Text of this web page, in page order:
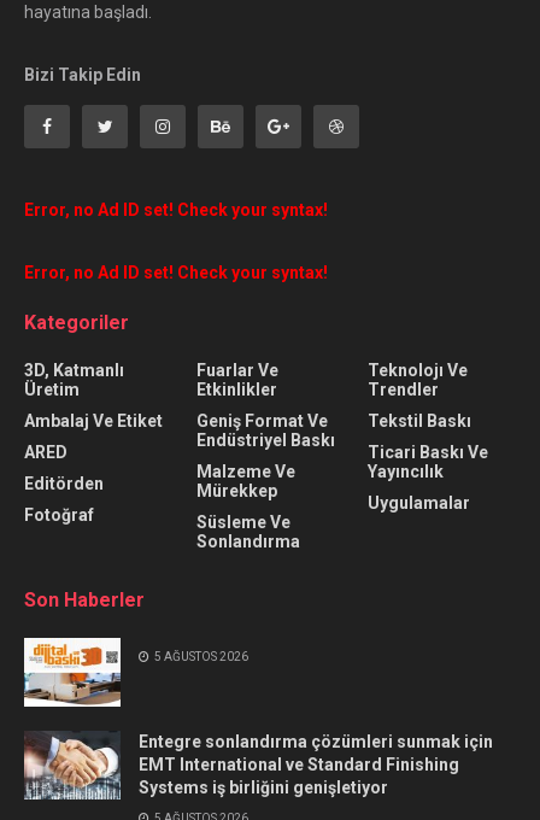
hayatına başladı.
Bizi Takip Edin
Error, no Ad ID set! Check your syntax!
Error, no Ad ID set! Check your syntax!
Kategoriler
3D, Katmanlı
Üretim
Ambalaj Ve Etiket
ARED
Editörden
Fotoğraf
Fuarlar Ve
Etkinlikler
Geniş Format Ve
Endüstriyel Baskı
Malzeme Ve
Mürekkep
Süsleme Ve
Sonlandırma
Teknolojı Ve
Trendler
Tekstil Baskı
Ticari Baskı Ve
Yayıncılık
Uygulamalar
Son Haberler
5 AĞUSTOS 2026
Entegre sonlandırma çözümleri sunmak için
EMT International ve Standard Finishing
Systems iş birliğini genişletiyor